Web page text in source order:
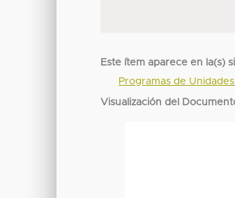
Este ítem aparece en la(s)
Programas de
Visualización del